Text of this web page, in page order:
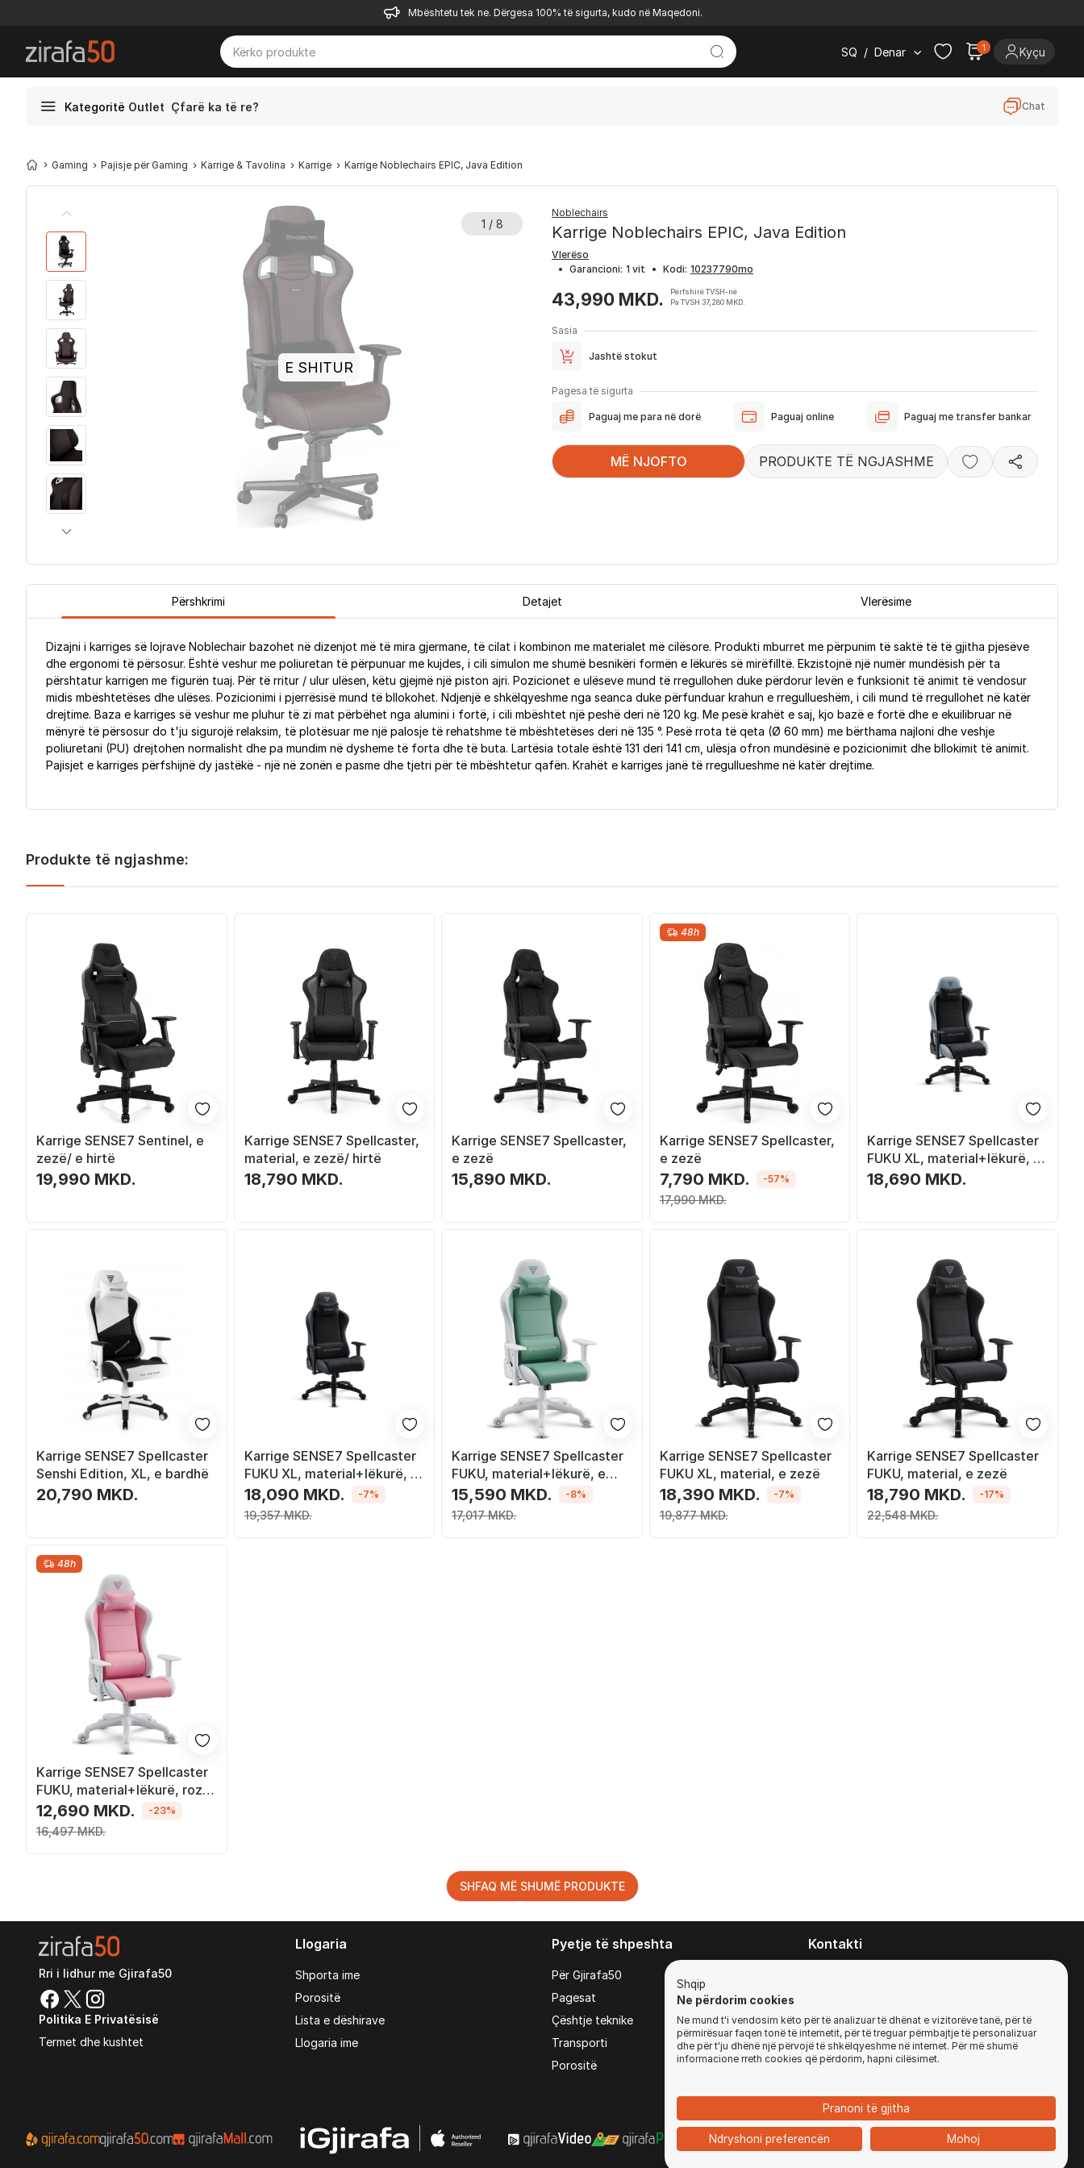
Mbështetu tek ne. Dërgesa 100% të sigurta, kudo në Maqedoni.
SQ / Denar 1 Kyçu
Kategoritë Outlet Çfarë ka të re? Chat
Gaming Pajisje për Gaming Karrige & Tavolina Karrige Karrige Noblechairs EPIC, Java Edition
1 / 8
E SHITUR
Noblechairs
Karrige Noblechairs EPIC, Java Edition
Vlerëso
• Garancioni: 1 vit • Kodi:
43,990 MKD.
Përfshirë TVSH-në
Pa TVSH 37,280 MKD.
Sasia
Jashtë stokut
Pagesa të sigurta
Paguaj me para në dorë Paguaj online Paguaj me transfer bankar
MË NJOFTO PRODUKTE TË NGJASHME
Përshkrimi Detajet Vlerësime
Dizajni i karriges së lojrave Noblechair bazohet në dizenjot më të mira gjermane, të cilat i kombinon me materialet më cilësore. Produkti mburret me përpunim të saktë të të gjitha pjesëve
dhe ergonomi të përsosur. Është veshur me poliuretan të përpunuar me kujdes, i cili simulon me shumë besnikëri formën e lëkurës së mirëfilltë. Ekzistojnë një numër mundësish për ta
përshtatur karrigen me figurën tuaj. Për të rritur / ulur ulësen, këtu gjejmë një piston ajri. Pozicionet e ulëseve mund të rregullohen duke përdorur levën e funksionit të animit të vendosur
midis mbështetëses dhe ulëses. Pozicionimi i pjerrësisë mund të bllokohet. Ndjenjë e shkëlqyeshme nga seanca duke përfunduar krahun e rregullueshëm, i cili mund të rregullohet në katër
drejtime. Baza e karriges së veshur me pluhur të zi mat përbëhet nga alumini i fortë, i cili mbështet një peshë deri në 120 kg. Me pesë krahët e saj, kjo bazë e fortë dhe e ekuilibruar në
mënyrë të përsosur do t'ju sigurojë relaksim, të plotësuar me një palosje të rehatshme të mbështetëses deri në 135 °. Pesë rrota të qeta (Ø 60 mm) me bërthama najloni dhe veshje
poliuretani (PU) drejtohen normalisht dhe pa mundim në dysheme të forta dhe të buta. Lartësia totale është 131 deri 141 cm, ulësja ofron mundësinë e pozicionimit dhe bllokimit të animit.
Pajisjet e karriges përfshijnë dy jastëkë - një në zonën e pasme dhe tjetri për të mbështetur qafën. Krahët e karriges janë të rregullueshme në katër drejtime.
Produkte të ngjashme:
Karrige SENSE7 Sentinel, e
zezë/ e hirtë
19,990 MKD.
Karrige SENSE7 Spellcaster,
material, e zezë/ hirtë
18,790 MKD.
Karrige SENSE7 Spellcaster,
e zezë
15,890 MKD.
48h
Karrige SENSE7 Spellcaster,
e zezë
7,790 MKD.
17,990 MKD.
-57%
Karrige SENSE7 Spellcaster
FUKU XL, material+lëkurë, e
zezë/ hirtë
18,690 MKD.
Karrige SENSE7 Spellcaster
Senshi Edition, XL, e bardhë
20,790 MKD.
Karrige SENSE7 Spellcaster
FUKU XL, material+lëkurë, e
zezë
18,090 MKD.
19,357 MKD.
-7%
Karrige SENSE7 Spellcaster
FUKU, material+lëkurë, e
gjelbër/ bardhë
15,590 MKD.
17,017 MKD.
-8%
Karrige SENSE7 Spellcaster
FUKU XL, material, e zezë
18,390 MKD.
19,877 MKD.
-7%
Karrige SENSE7 Spellcaster
FUKU, material, e zezë
18,790 MKD.
22,548 MKD.
-17%
48h
Karrige SENSE7 Spellcaster
FUKU, material+lëkurë, rozë/
e bardhë
12,690 MKD.
16,497 MKD.
-23%
SHFAQ MË SHUMË PRODUKTE
Rri i lidhur me Gjirafa50
Politika E Privatësisë
Termet dhe kushtet
Llogaria
Shporta ime
Porositë
Lista e dëshirave
Llogaria ime
Pyetje të shpeshta
Për Gjirafa50
Pagesat
Çështje teknike
Transporti
Porositë
Kontakti
Për kërkesa të ofertave:
b2b@zirafa50.mk
Shqip
Ne përdorim cookies
Ne mund t'i vendosim këto për të analizuar të dhënat e vizitorëve tanë, për të
përmirësuar faqen tonë të internetit, për të treguar përmbajtje të personalizuar
dhe për t'ju dhënë një përvojë të shkëlqyeshme në internet. Për më shumë
informacione rreth cookies që përdorim, hapni cilësimet.
Pranoni të gjitha
Ndryshoni preferencën Mohoj